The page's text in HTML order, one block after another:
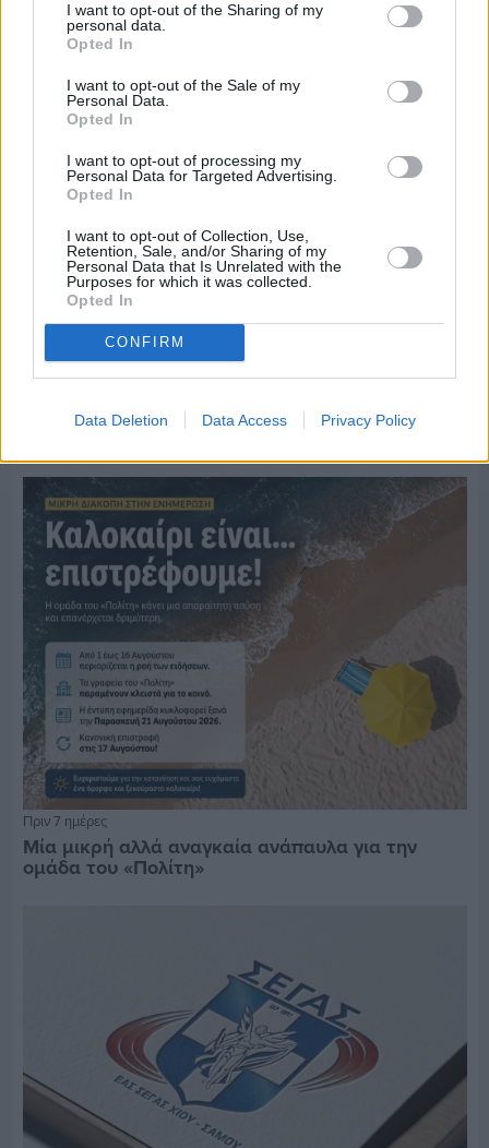
I want to opt-out of the Sharing of my
personal data.
Opted In
I want to opt-out of the Sale of my
Personal Data.
Opted In
I want to opt-out of processing my
Personal Data for Targeted Advertising.
Opted In
I want to opt-out of Collection, Use,
Retention, Sale, and/or Sharing of my
Personal Data that Is Unrelated with the
Purposes for which it was collected.
Opted In
CONFIRM
Data Deletion Data Access Privacy Policy
Πριν 5 ημέρες
Ο καιρός στη Χίο, σήμερα 3 Αυγούστου 2026
Πριν 7 ημέρες
Μία μικρή αλλά αναγκαία ανάπαυλα για την
ομάδα του «Πολίτη»